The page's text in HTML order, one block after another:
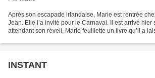
Après son escapade irlandaise, Marie est rentrée
Jean. Elle l’a invité pour le Carnaval. Il est arrivé hier
attendant son réveil, Marie feuillette un livre qu’il a
INSTANT